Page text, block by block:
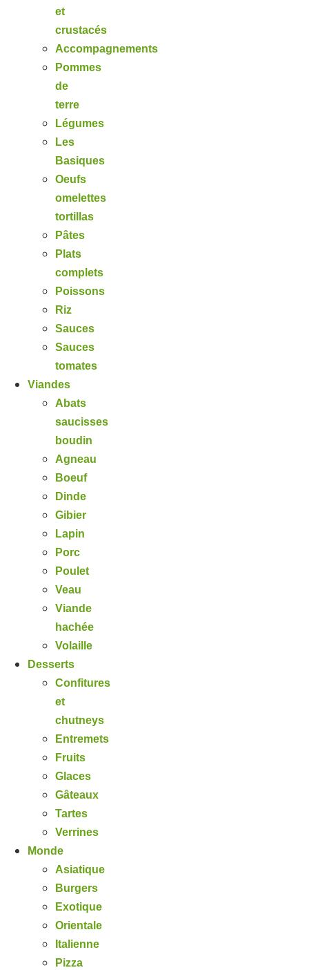
et
crustacés
Accompagnements
Pommes
de
terre
Légumes
Les
Basiques
Oeufs
omelettes
tortillas
Pâtes
Plats
complets
Poissons
Riz
Sauces
Sauces
tomates
Viandes
Abats
saucisses
boudin
Agneau
Boeuf
Dinde
Gibier
Lapin
Porc
Poulet
Veau
Viande
hachée
Volaille
Desserts
Confitures
et
chutneys
Entremets
Fruits
Glaces
Gâteaux
Tartes
Verrines
Monde
Asiatique
Burgers
Exotique
Orientale
Italienne
Pizza